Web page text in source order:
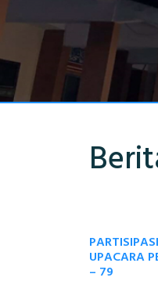
UPACARA
– 79